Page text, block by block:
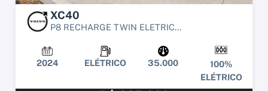
XC40
P8 RECHARGE TWIN ELETRIC...
2024 ELÉTRICO 35.000
100%
ELÉTRICO